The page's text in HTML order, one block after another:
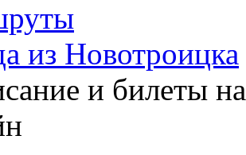
из Новотроицка
и билеты